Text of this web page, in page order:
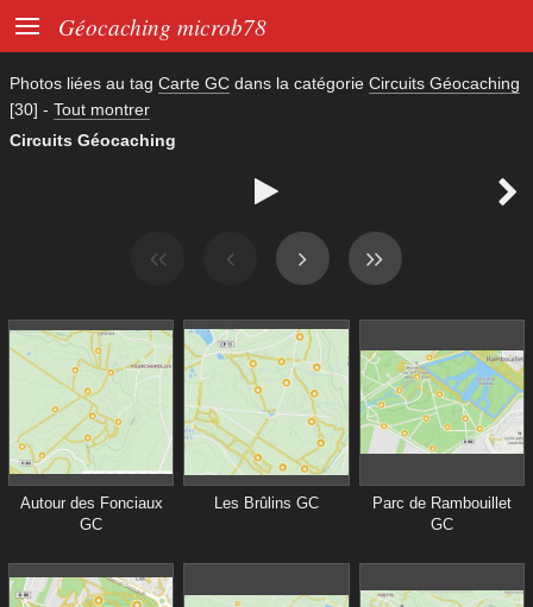
 Géocaching microb78
Photos liées au tag Carte GC dans la catégorie Circuits Géocaching
[30] - Tout montrer
Circuits Géocaching
 
Autour des Fonciaux
GC
Les Brûlins GC
Parc de Rambouillet
GC